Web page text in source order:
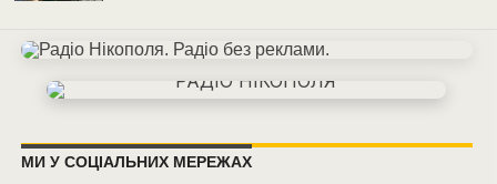
МИ У СОЦІАЛЬНИХ МЕРЕЖАХ